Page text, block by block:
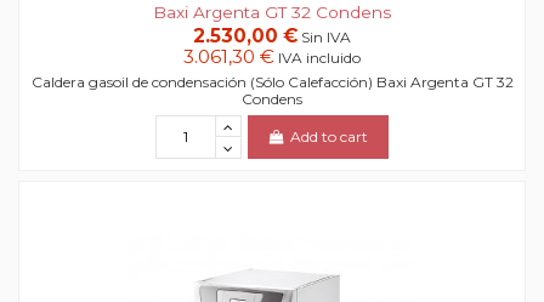
Baxi Argenta GT 32 Condens
2.530,00 € Sin IVA
3.061,30 € IVA incluido
Caldera gasoil de condensación (Sólo Calefacción) Baxi Argenta GT 32
Condens
Add to cart